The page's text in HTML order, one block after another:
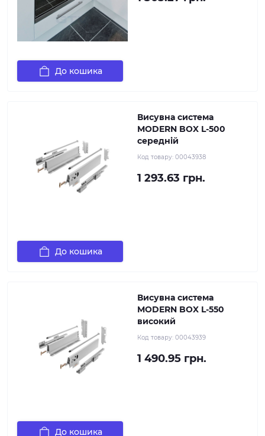
До кошика
Висувна система
MODERN BOX L-500
середній
Код товару: 00043938
1 293.63 грн.
До кошика
Висувна система
MODERN BOX L-550
високий
Код товару: 00043939
1 490.95 грн.
До кошика